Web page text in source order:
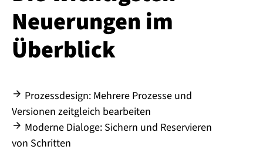
Neuerungen im
Überblick
Prozessdesign: Mehrere Prozesse und
Versionen zeitgleich bearbeiten
Moderne Dialoge: Sichern und Reservieren
von Schritten